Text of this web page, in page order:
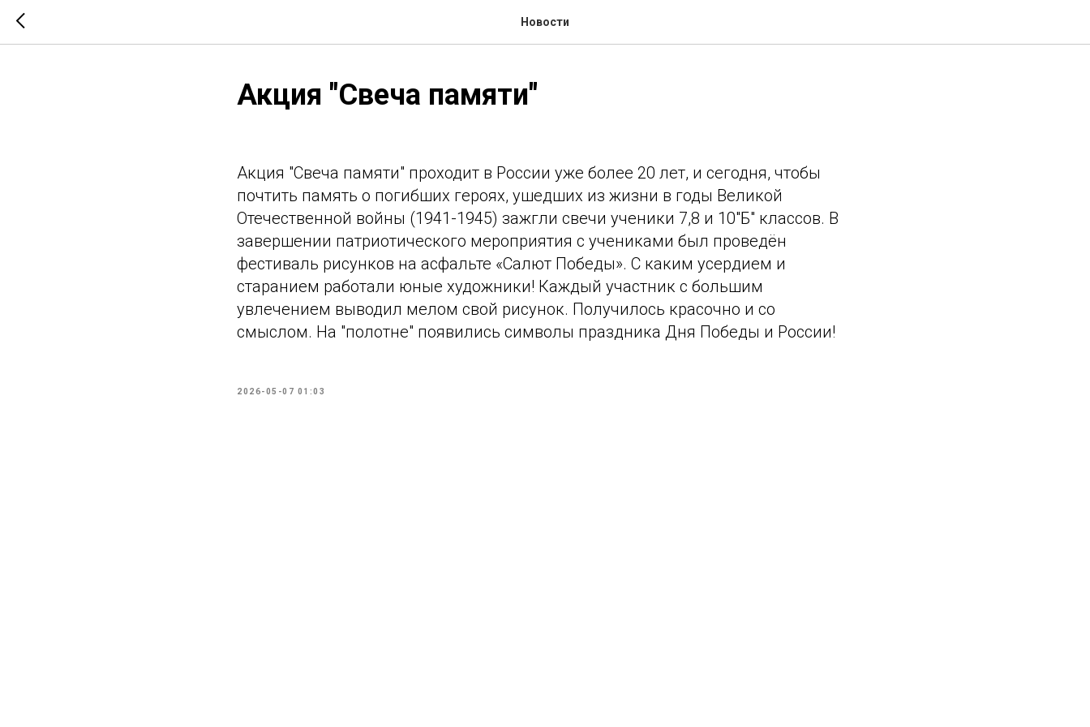
Новости
Акция "Свеча памяти"
Акция "Свеча памяти" проходит в России уже более 20 лет, и сегодня, чтобы
почтить память о погибших героях, ушедших из жизни в годы Великой
Отечественной войны (1941-1945) зажгли свечи ученики 7,8 и 10"Б" классов. В
завершении патриотического мероприятия с учениками был проведён
фестиваль рисунков на асфальте «Салют Победы». С каким усердием и
старанием работали юные художники! Каждый участник с большим
увлечением выводил мелом свой рисунок. Получилось красочно и со
смыслом. На "полотне" появились символы праздника Дня Победы и России!
2026-05-07 01:03